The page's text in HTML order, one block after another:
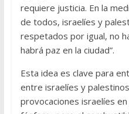
requiere justicia. En la
de todos, israelíes y
respetados por igual, no
habrá paz en la ciudad”.
Esta idea es clave para
entre israelíes y
provocaciones israelíes